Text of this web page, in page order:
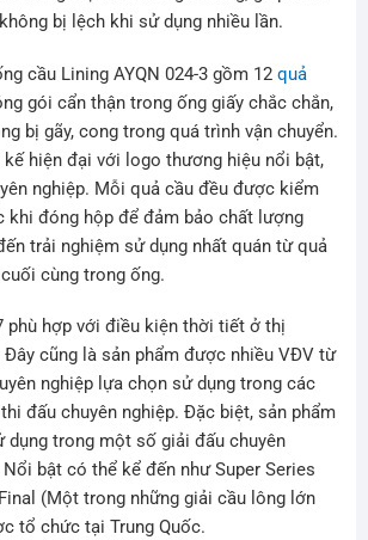
bị lệch khi sử dụng nhiều lần.
cầu Lining AYQN 024-3 gồm 12 quả
gói cẩn thận trong ống giấy chắc chắn,
bị gãy, cong trong quá trình vận chuyển.
hiện đại với logo thương hiệu nổi bật,
nghiệp. Mỗi quả cầu đều được kiểm
khi đóng hộp để đảm bảo chất lượng
trải nghiệm sử dụng nhất quán từ quả
cùng trong ống.
phù hợp với điều kiện thời tiết ở thị
cũng là sản phẩm được nhiều VĐV từ
nghiệp lựa chọn sử dụng trong các
đấu chuyên nghiệp. Đặc biệt, sản phẩm
dụng trong một số giải đấu chuyên
bật có thể kể đến như Super Series
(Một trong những giải cầu lông lớn
tổ chức tại Trung Quốc.